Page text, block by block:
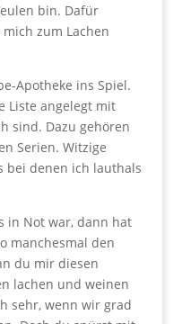
bin. Dafür
zum Lachen
Apotheke ins Spiel.
Liste angelegt mit
sind. Dazu gehören
Serien. Witzige
bei denen ich lauthals
in Not war, dann hat
manchesmal den
du mir diesen
lachen und weinen
sehr, wenn wir grad